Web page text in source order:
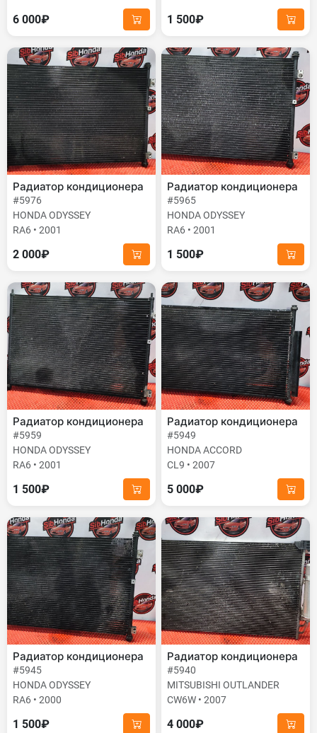
6 000₽ 1 500₽
Радиатор кондиционера
#5976
HONDA ODYSSEY
RA6 • 2001
2 000₽
Радиатор кондиционера
#5965
HONDA ODYSSEY
RA6 • 2001
1 500₽
Радиатор кондиционера
#5959
HONDA ODYSSEY
RA6 • 2001
1 500₽
Радиатор кондиционера
#5949
HONDA ACCORD
CL9 • 2007
5 000₽
Радиатор кондиционера
#5945
HONDA ODYSSEY
RA6 • 2000
1 500₽
Радиатор кондиционера
#5940
MITSUBISHI OUTLANDER
CW6W • 2007
4 000₽